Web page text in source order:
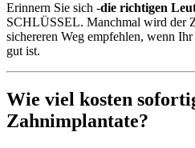
Erinnern Sie sich -die richtigen
SCHLÜSSEL. Manchmal wird der
sichereren Weg empfehlen, wenn
gut ist.
Wie viel kosten
Zahnimplantate?